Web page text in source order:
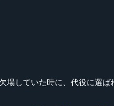
場していた時に、代役に選